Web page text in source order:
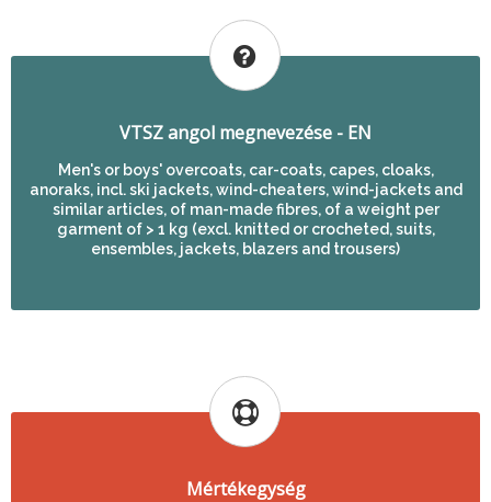
VTSZ angol megnevezése - EN
Men's or boys' overcoats, car-coats, capes, cloaks,
anoraks, incl. ski jackets, wind-cheaters, wind-jackets and
similar articles, of man-made fibres, of a weight per
garment of > 1 kg (excl. knitted or crocheted, suits,
ensembles, jackets, blazers and trousers)
Mértékegység